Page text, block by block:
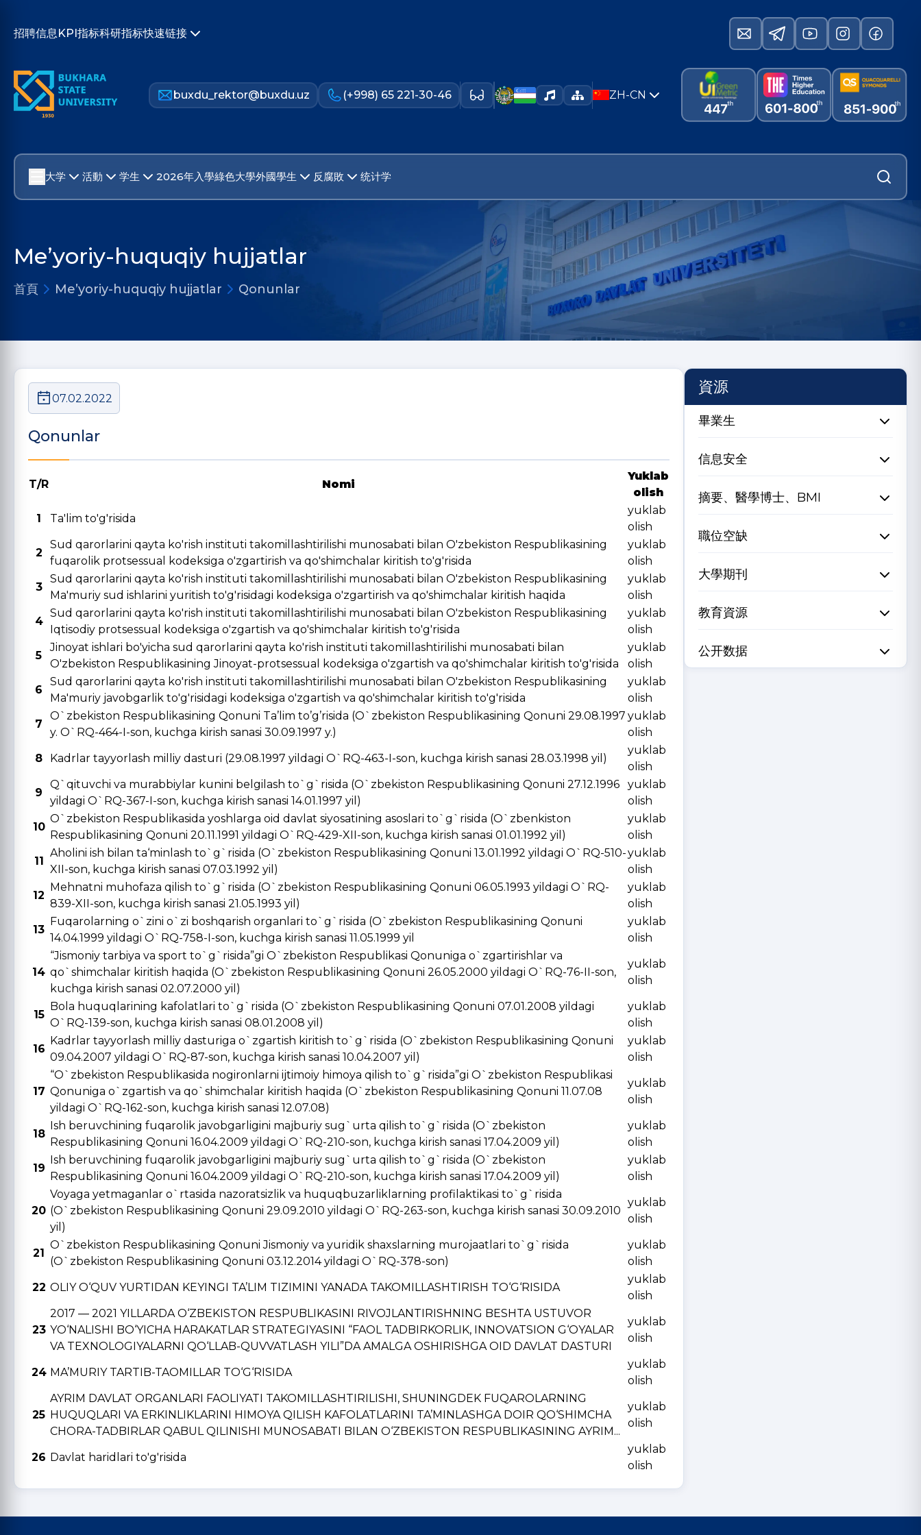
招聘信息KPI指标科研指标快速链接
buxdu_rektor@buxdu.uz (+998) 65 221-30-46 ZH-CN
大学 活動 学生 2026年入學綠色大學外國學生 反腐敗 统计学
Me’yoriy-huquqiy hujjatlar
首頁 Me’yoriy-huquqiy hujjatlar Qonunlar
07.02.2022
Qonunlar
T/R Nomi
Yuklab
olish
1
Ta'lim to'g'risida
yuklab
olish
2
Sud qarorlarini qayta ko'rish instituti takomillashtirilishi munosabati bilan O'zbekiston Respublikasining
fuqarolik protsessual kodeksiga o'zgartirish va qo'shimchalar kiritish to'g'risida
yuklab
olish
3
Sud qarorlarini qayta ko'rish instituti takomillashtirilishi munosabati bilan O'zbekiston Respublikasining
Ma'muriy sud ishlarini yuritish to'g'risidagi kodeksiga o'zgartirish va qo'shimchalar kiritish haqida
yuklab
olish
4
Sud qarorlarini qayta ko'rish instituti takomillashtirilishi munosabati bilan O'zbekiston Respublikasining
Iqtisodiy protsessual kodeksiga o'zgartish va qo'shimchalar kiritish to'g'risida
yuklab
olish
5
Jinoyat ishlari bo'yicha sud qarorlarini qayta ko'rish instituti takomillashtirilishi munosabati bilan
O'zbekiston Respublikasining Jinoyat-protsessual kodeksiga o'zgartish va qo'shimchalar kiritish to'g'risida
yuklab
olish
6
Sud qarorlarini qayta ko'rish instituti takomillashtirilishi munosabati bilan O'zbekiston Respublikasining
Ma'muriy javobgarlik to'g'risidagi kodeksiga o'zgartish va qo'shimchalar kiritish to'g'risida
yuklab
olish
7
O`zbekiston Respublikasining Qonuni Ta’lim to’g’risida (O`zbekiston Respublikasining Qonuni 29.08.1997
y. O`RQ-464-I-son, kuchga kirish sanasi 30.09.1997 y.)
yuklab
olish
8
Kadrlar tayyorlash milliy dasturi (29.08.1997 yildagi O`RQ-463-I-son, kuchga kirish sanasi 28.03.1998 yil)
yuklab
olish
9
Q`qituvchi va murabbiylar kunini belgilash to`g`risida (O`zbekiston Respublikasining Qonuni 27.12.1996
yildagi O`RQ-367-I-son, kuchga kirish sanasi 14.01.1997 yil)
yuklab
olish
10
O`zbekiston Respublikasida yoshlarga oid davlat siyosatining asoslari to`g`risida (O`zbenkiston
Respublikasining Qonuni 20.11.1991 yildagi O`RQ-429-XII-son, kuchga kirish sanasi 01.01.1992 yil)
yuklab
olish
11
Aholini ish bilan ta‘minlash to`g`risida (O`zbekiston Respublikasining Qonuni 13.01.1992 yildagi O`RQ-510-
XII-son, kuchga kirish sanasi 07.03.1992 yil)
yuklab
olish
12
Mehnatni muhofaza qilish to`g`risida (O`zbekiston Respublikasining Qonuni 06.05.1993 yildagi O`RQ-
839-XII-son, kuchga kirish sanasi 21.05.1993 yil)
yuklab
olish
13
Fuqarolarning o`zini o`zi boshqarish organlari to`g`risida (O`zbekiston Respublikasining Qonuni
14.04.1999 yildagi O`RQ-758-I-son, kuchga kirish sanasi 11.05.1999 yil
yuklab
olish
14
“Jismoniy tarbiya va sport to`g`risida”gi O`zbekiston Respublikasi Qonuniga o`zgartirishlar va
qo`shimchalar kiritish haqida (O`zbekiston Respublikasining Qonuni 26.05.2000 yildagi O`RQ-76-II-son,
kuchga kirish sanasi 02.07.2000 yil)
yuklab
olish
15
Bola huquqlarining kafolatlari to`g`risida (O`zbekiston Respublikasining Qonuni 07.01.2008 yildagi
O`RQ-139-son, kuchga kirish sanasi 08.01.2008 yil)
yuklab
olish
16
Kadrlar tayyorlash milliy dasturiga o`zgartish kiritish to`g`risida (O`zbekiston Respublikasining Qonuni
09.04.2007 yildagi O`RQ-87-son, kuchga kirish sanasi 10.04.2007 yil)
yuklab
olish
17
“O`zbekiston Respublikasida nogironlarni ijtimoiy himoya qilish to`g`risida”gi O`zbekiston Respublikasi
Qonuniga o`zgartish va qo`shimchalar kiritish haqida (O`zbekiston Respublikasining Qonuni 11.07.08
yildagi O`RQ-162-son, kuchga kirish sanasi 12.07.08)
yuklab
olish
18
Ish beruvchining fuqarolik javobgarligini majburiy sug`urta qilish to`g`risida (O`zbekiston
Respublikasining Qonuni 16.04.2009 yildagi O`RQ-210-son, kuchga kirish sanasi 17.04.2009 yil)
yuklab
olish
19
Ish beruvchining fuqarolik javobgarligini majburiy sug`urta qilish to`g`risida (O`zbekiston
Respublikasining Qonuni 16.04.2009 yildagi O`RQ-210-son, kuchga kirish sanasi 17.04.2009 yil)
yuklab
olish
20
Voyaga yetmaganlar o`rtasida nazoratsizlik va huquqbuzarliklarning profilaktikasi to`g`risida
(O`zbekiston Respublikasining Qonuni 29.09.2010 yildagi O`RQ-263-son, kuchga kirish sanasi 30.09.2010
yil)
yuklab
olish
21
O`zbekiston Respublikasining Qonuni Jismoniy va yuridik shaxslarning murojaatlari to`g`risida
(O`zbekiston Respublikasining Qonuni 03.12.2014 yildagi O`RQ-378-son)
yuklab
olish
22 OLIY O‘QUV YURTIDAN KЕYINGI TA’LIM TIZIMINI YANADA TAKOMILLASHTIRISH TO‘G‘RISIDA
yuklab
olish
23
2017 — 2021 YILLARDA O‘ZBЕKISTON RЕSPUBLIKASINI RIVOJLANTIRISHNING BЕSHTA USTUVOR
YO‘NALISHI BO‘YICHA HARAKATLAR STRATЕGIYASINI “FAOL TADBIRKORLIK, INNOVATSION G‘OYALAR
VA TЕXNOLOGIYALARNI QO‘LLAB-QUVVATLASH YILI”DA AMALGA OSHIRISHGA OID DAVLAT DASTURI
yuklab
olish
24 MA’MURIY TARTIB-TAOMILLAR TO‘G‘RISIDA
yuklab
olish
25
AYRIM DAVLAT ORGANLARI FAOLIYATI TAKOMILLASHTIRILISHI, SHUNINGDЕK FUQAROLARNING
HUQUQLARI VA ERKINLIKLARINI HIMOYA QILISH KAFOLATLARINI TA’MINLASHGA DOIR QO‘SHIMCHA
CHORA-TADBIRLAR QABUL QILINISHI MUNOSABATI BILAN O‘ZBЕKISTON RЕSPUBLIKASINING AYRIM...
yuklab
olish
26 Davlat haridlari to'g'risida
yuklab
olish
資源
畢業生
信息安全
摘要、醫學博士、BMI
職位空缺
大學期刊
教育資源
公开数据